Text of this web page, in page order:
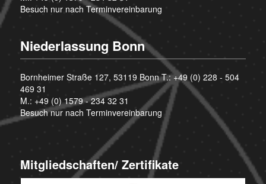
Besuch nur nach Terminvereinbarung
Niederlassung Bonn
Bornheimer Straße 127, 53119 Bonn T.:+49 (0) 228 - 504
469 31
M.: +49 (0) 1579 - 234 32 31
Besuch nur nach Terminvereinbarung
Mitgliedschaften/ Zertifikate